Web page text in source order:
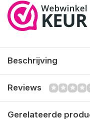
Beschrijving
Reviews
Gerelateerde